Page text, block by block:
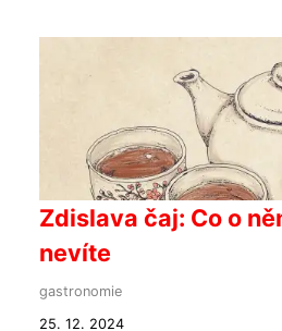
Zdislava čaj: Co o
nevíte
gastronomie
25. 12. 2024